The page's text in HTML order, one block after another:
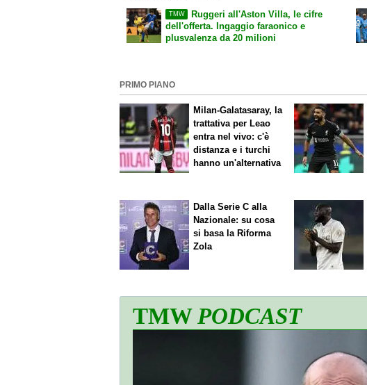
TMW
Ruggeri all'Aston Villa, le cifre
dell'offerta. Ingaggio faraonico e
plusvalenza da 20 milioni
PRIMO PIANO
Milan-Galatasaray, la
trattativa per Leao
entra nel vivo: c'è
distanza e i turchi
hanno un'alternativa
Dalla Serie C alla
Nazionale: su cosa
si basa la Riforma
Zola
TMWPODCAST